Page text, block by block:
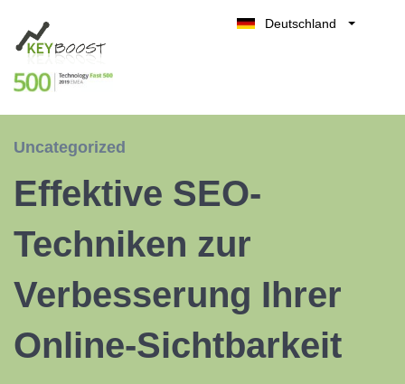
Deutschland
Uncategorized
Effektive SEO-
Techniken zur
Verbesserung Ihrer
Online-Sichtbarkeit